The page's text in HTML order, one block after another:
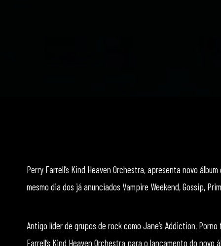
Perry Farrell’s Kind Heaven Orchestra, apresenta novo álbum
mesmo dia dos já anunciados Vampire Weekend, Gossip,
Antigo líder de grupos de rock como Jane’s Addiction,
Farrell’s Kind Heaven Orchestra para o lançamento do novo